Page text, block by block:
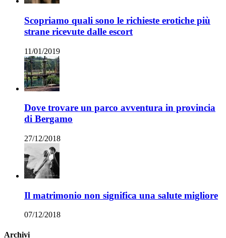
Scopriamo quali sono le richieste erotiche più
strane ricevute dalle escort
11/01/2019
Dove trovare un parco avventura in provincia
di Bergamo
27/12/2018
Il matrimonio non significa una salute migliore
07/12/2018
Archivi